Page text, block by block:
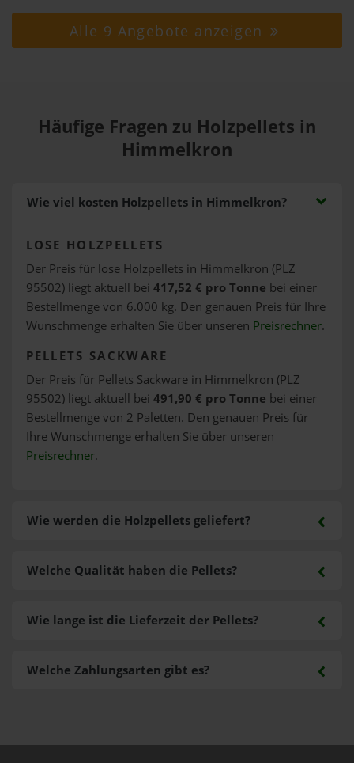
Alle 9 Angebote anzeigen
Häufige Fragen zu Holzpellets in
Himmelkron
Wie viel kosten Holzpellets in Himmelkron?
LOSE HOLZPELLETS
Der Preis für lose Holzpellets in Himmelkron (PLZ
95502) liegt aktuell bei 417,52 € pro Tonne bei einer
Bestellmenge von 6.000 kg. Den genauen Preis für Ihre
Wunschmenge erhalten Sie über unseren Preisrechner.
PELLETS SACKWARE
Der Preis für Pellets Sackware in Himmelkron (PLZ
95502) liegt aktuell bei 491,90 € pro Tonne bei einer
Bestellmenge von 2 Paletten. Den genauen Preis für
Ihre Wunschmenge erhalten Sie über unseren
Preisrechner.
Wie werden die Holzpellets geliefert?
Welche Zahlungsarten gibt es?
Welche Qualität haben die Pellets?
Wie lange ist die Lieferzeit der Pellets?